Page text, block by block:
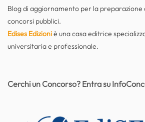
Blog di aggiornamento per la preparazione
concorsi pubblici.
Edises Edizioniè una casa editrice
universitaria e professionale.
Cerchi un Concorso? Entra su